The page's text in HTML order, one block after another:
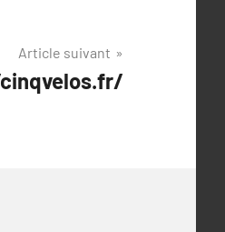
Article suivant